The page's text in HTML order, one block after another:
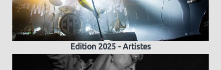
Edition 2025 - Artistes